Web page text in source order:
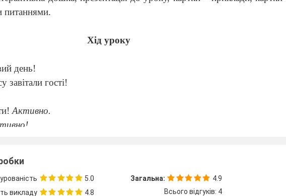
питаннями.
Хід уроку
день!
гості!
Активно.
завдання.
урок, ви працювали вдома.
5.0
викладу
4.8
Загальна:
4.9
Всього відгуків: 4